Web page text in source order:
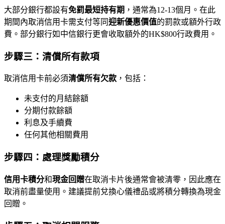
大部分銀行都設有免罰最短持有期 ，通常為12-13個月。在此
期間內取消信用卡需支付等同迎新優惠價值的罰款或額外行政
費。部分銀行如中信銀行更會收取額外的HK$800行政費用。
步驟三：清償所有款項
取消信用卡前必須清償所有欠款 ，包括：
未支付的月結餘額
分期付款餘額
利息及手續費
任何其他相關費用
步驟四：處理獎勵積分
信用卡積分和現金回贈在取消卡片後通常會被清零，因此應在
取消前盡量使用。建議提前兌換心儀禮品或將積分轉換為現金
回贈。